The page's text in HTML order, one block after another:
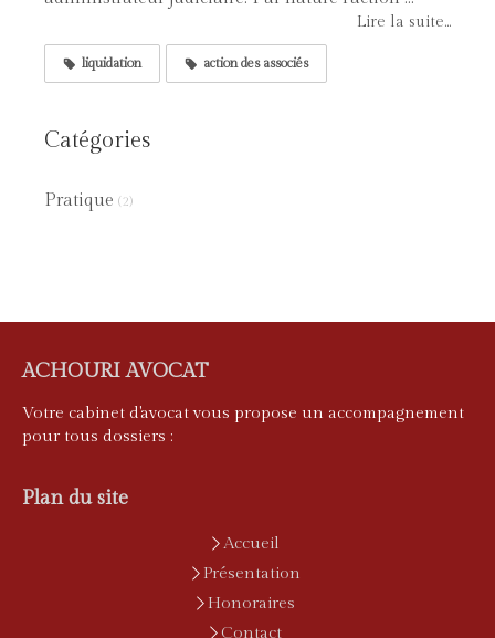
Lire la suite...
liquidation action des associés
Catégories
Pratique (2)
ACHOURI AVOCAT
Votre cabinet d'avocat vous propose un accompagnement
pour tous dossiers :
Plan du site
Accueil
Présentation
Honoraires
Contact